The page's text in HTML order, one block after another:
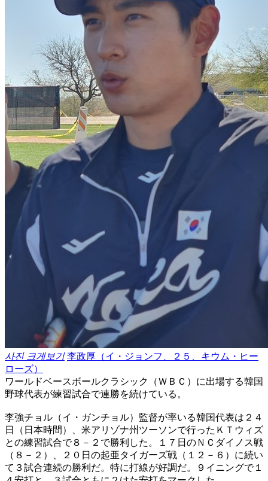
사진 크게보기 李政厚（イ・ジョンフ、２５、キウム・ヒー
ローズ）
ワールドベースボールクラシック（ＷＢＣ）に出場する韓国
野球代表が練習試合で連勝を続けている。
李強チョル（イ・ガンチョル）監督が率いる韓国代表は２４
日（日本時間）、米アリゾナ州ツーソンで行ったＫＴウィズ
との練習試合で８－２で勝利した。１７日のＮＣダイノス戦
（８－２）、２０日の起亜タイガーズ戦（１２－６）に続い
て３試合連続の勝利だ。特に打線が好調だ。９イニングで１